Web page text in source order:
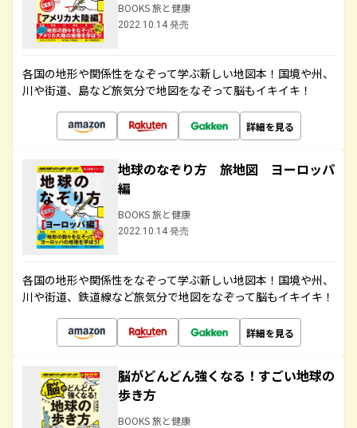
BOOKS 旅と健康
2022.10.14 発売
各国の地形や関係性をなぞって学ぶ新しい地図本！国境や州、
川や街道、島など旅気分で地図をなぞって脳もイキイキ！
詳細を見る
地球のなぞり方 旅地図 ヨーロッパ
編
BOOKS 旅と健康
2022.10.14 発売
各国の地形や関係性をなぞって学ぶ新しい地図本！国境や州、
川や街道、鉄道線など旅気分で地図をなぞって脳もイキイキ！
詳細を見る
脳がどんどん強くなる！すごい地球の
歩き方
BOOKS 旅と健康